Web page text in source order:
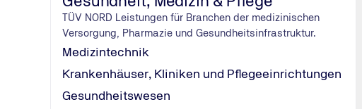
TÜV NORD Leistungen für Branchen der medizinischen
Versorgung, Pharmazie und Gesundheitsinfrastruktur.
Medizintechnik
Krankenhäuser, Kliniken und Pflegeeinrichtungen
Gesundheitswesen
hinaus können weitere Kosten für den Versand des neuen